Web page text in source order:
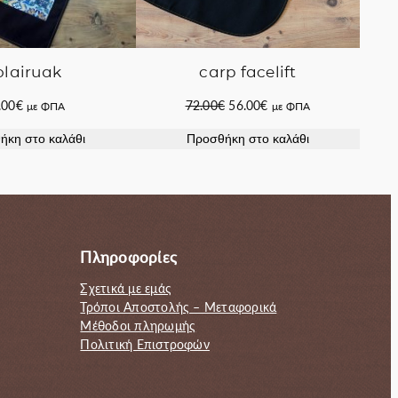
€ με ΦΠΑ
στο καλάθι
carp facelift
72.00€ Original
was:
56.00€Η
τιμή
με ΦΠΑ
Προσθήκη στο καλάθι
Πληροφορίες
Σχετικά με εμάς
Τρόποι Αποστολής – Μεταφορικά
Μέθοδοι πληρωμής
Πολιτική Επιστροφών